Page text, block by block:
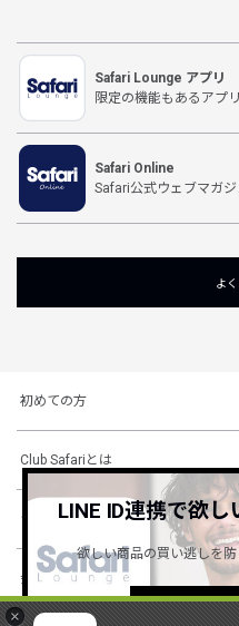
×
Safari Lounge アプリ
限定の機能もあるアプ
Safari Online
Safari公式ウェブマガジ
よ
初めての方
Club Safariとは
ショッピングガイド
会社概要・規約
LINE ID連携で欲し
欲しい商品の買い逃しを
詳しく